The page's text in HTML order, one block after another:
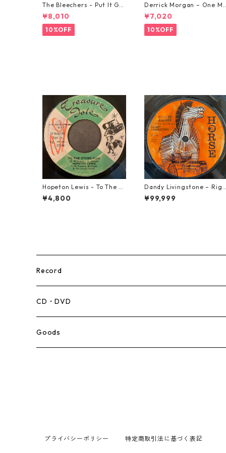
The Bleechers - Put It Go
od 【7-21637】
¥8,010
10%OFF
Derrick Morgan – One
rning In May【7-21653】
¥7,020
10%OFF
Hopeton Lewis - To The O
ther Man【7-22023】
¥4,800
Dandy Livingstone – Righ
t On Brother【7-21946】
¥99,999
Record
Mento,Calypso,Ballad
Ska
CD・DVD
Goods
プライバシーポリシー 特定商取引法に基づく表記